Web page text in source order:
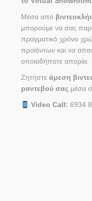
Μέσα από
μπορούμε να σας
πραγματικό χρόνο
προϊόντων και να
οποιαδήποτε απορία.
Ζητήστε άμεση
ραντεβού σας μέσα
Video Call: 6934